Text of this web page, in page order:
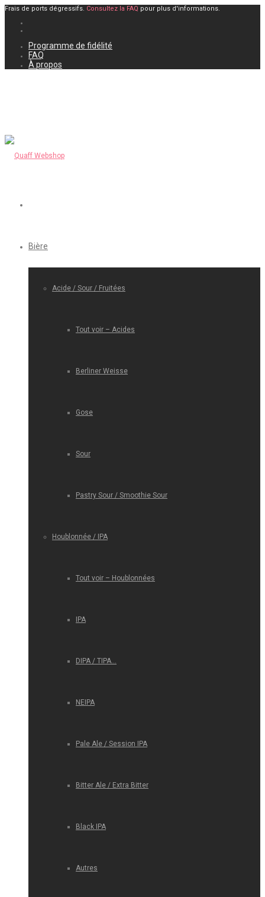
Frais de ports dégressifs. Consultez la FAQ pour plus d'informations.
Programme de fidélité
FAQ
À propos
Bière
Acide / Sour / Fruitées
Tout voir – Acides
Berliner Weisse
Gose
Sour
Pastry Sour / Smoothie Sour
Houblonnée / IPA
Tout voir – Houblonnées
IPA
DIPA / TIPA…
NEIPA
Pale Ale / Session IPA
Bitter Ale / Extra Bitter
Black IPA
Autres